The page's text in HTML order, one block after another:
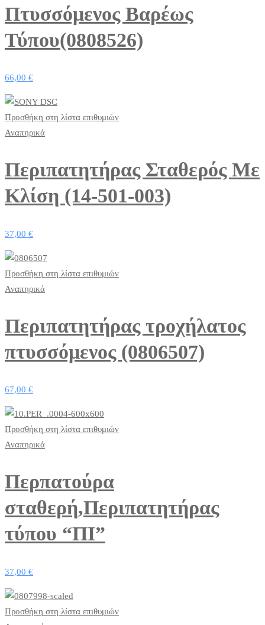
Πτυσσόμενος Βαρέως
Τύπου(0808526)
66,00 €
Προσθήκη στη λίστα επιθυμιών
Αναπηρικά
Περιπατητήρας Σταθερός Με
Κλίση (14-501-003)
37,00 €
Προσθήκη στη λίστα επιθυμιών
Αναπηρικά
Περιπατητήρας τροχήλατος
πτυσσόμενος (0806507)
67,00 €
Προσθήκη στη λίστα επιθυμιών
Αναπηρικά
Περπατούρα
σταθερή,Περιπατητήρας
τύπου “ΠΙ”
37,00 €
Προσθήκη στη λίστα επιθυμιών